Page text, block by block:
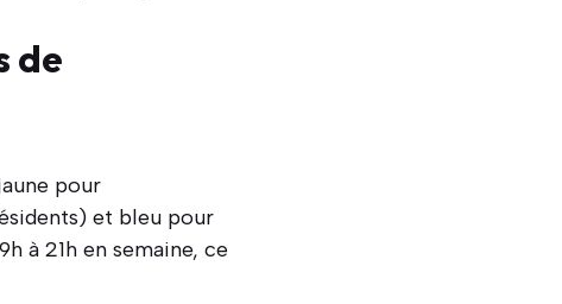
de
pour
et bleu pour
à 21h en semaine, ce